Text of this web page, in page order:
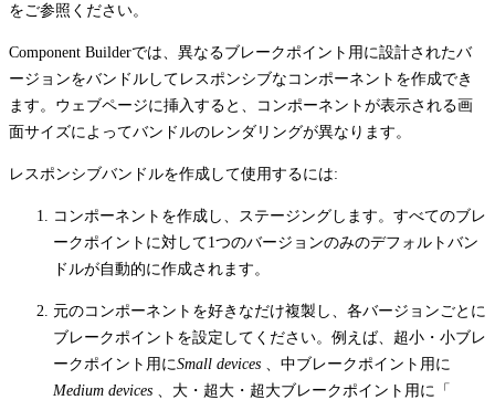
をご参照ください。
Component Builderでは、異なるブレークポイント用に設計されたバ
ージョンをバンドルしてレスポンシブなコンポーネントを作成でき
ます。ウェブページに挿入すると、コンポーネントが表示される画
面サイズによってバンドルのレンダリングが異なります。
レスポンシブバンドルを作成して使用するには:
コンポーネントを作成し、ステージングします。すべてのブレ
ークポイントに対して1つのバージョンのみのデフォルトバン
ドルが自動的に作成されます。
元のコンポーネントを好きなだけ複製し、各バージョンごとに
ブレークポイントを設定してください。例えば、超小・小ブレ
ークポイント用にSmall devices 、中ブレークポイント用に
Medium devices 、大・超大・超大ブレークポイント用に「